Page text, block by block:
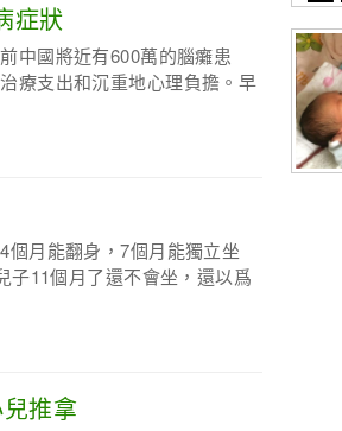
症狀
中國將近有600萬的腦癱患
療支出和沉重地心理負擔。早
月能翻身，7個月能獨立坐
子11個月了還不會坐，還以爲
推拿